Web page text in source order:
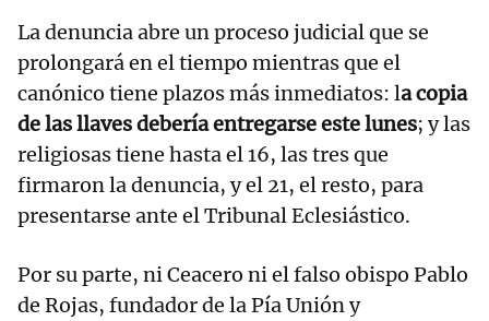
La denuncia abre un proceso judicial que se
prolongará en el tiempo mientras que el
canónico tiene plazos más inmediatos: la copia
de las llaves debería entregarse este lunes; y las
religiosas tiene hasta el 16, las tres que
firmaron la denuncia, y el 21, el resto, para
presentarse ante el Tribunal Eclesiástico.
Por su parte, ni Ceacero ni el falso obispo Pablo
de Rojas, fundador de la Pía Unión y